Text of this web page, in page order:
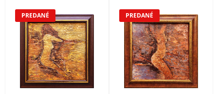
PREDANÉ PREDANÉ